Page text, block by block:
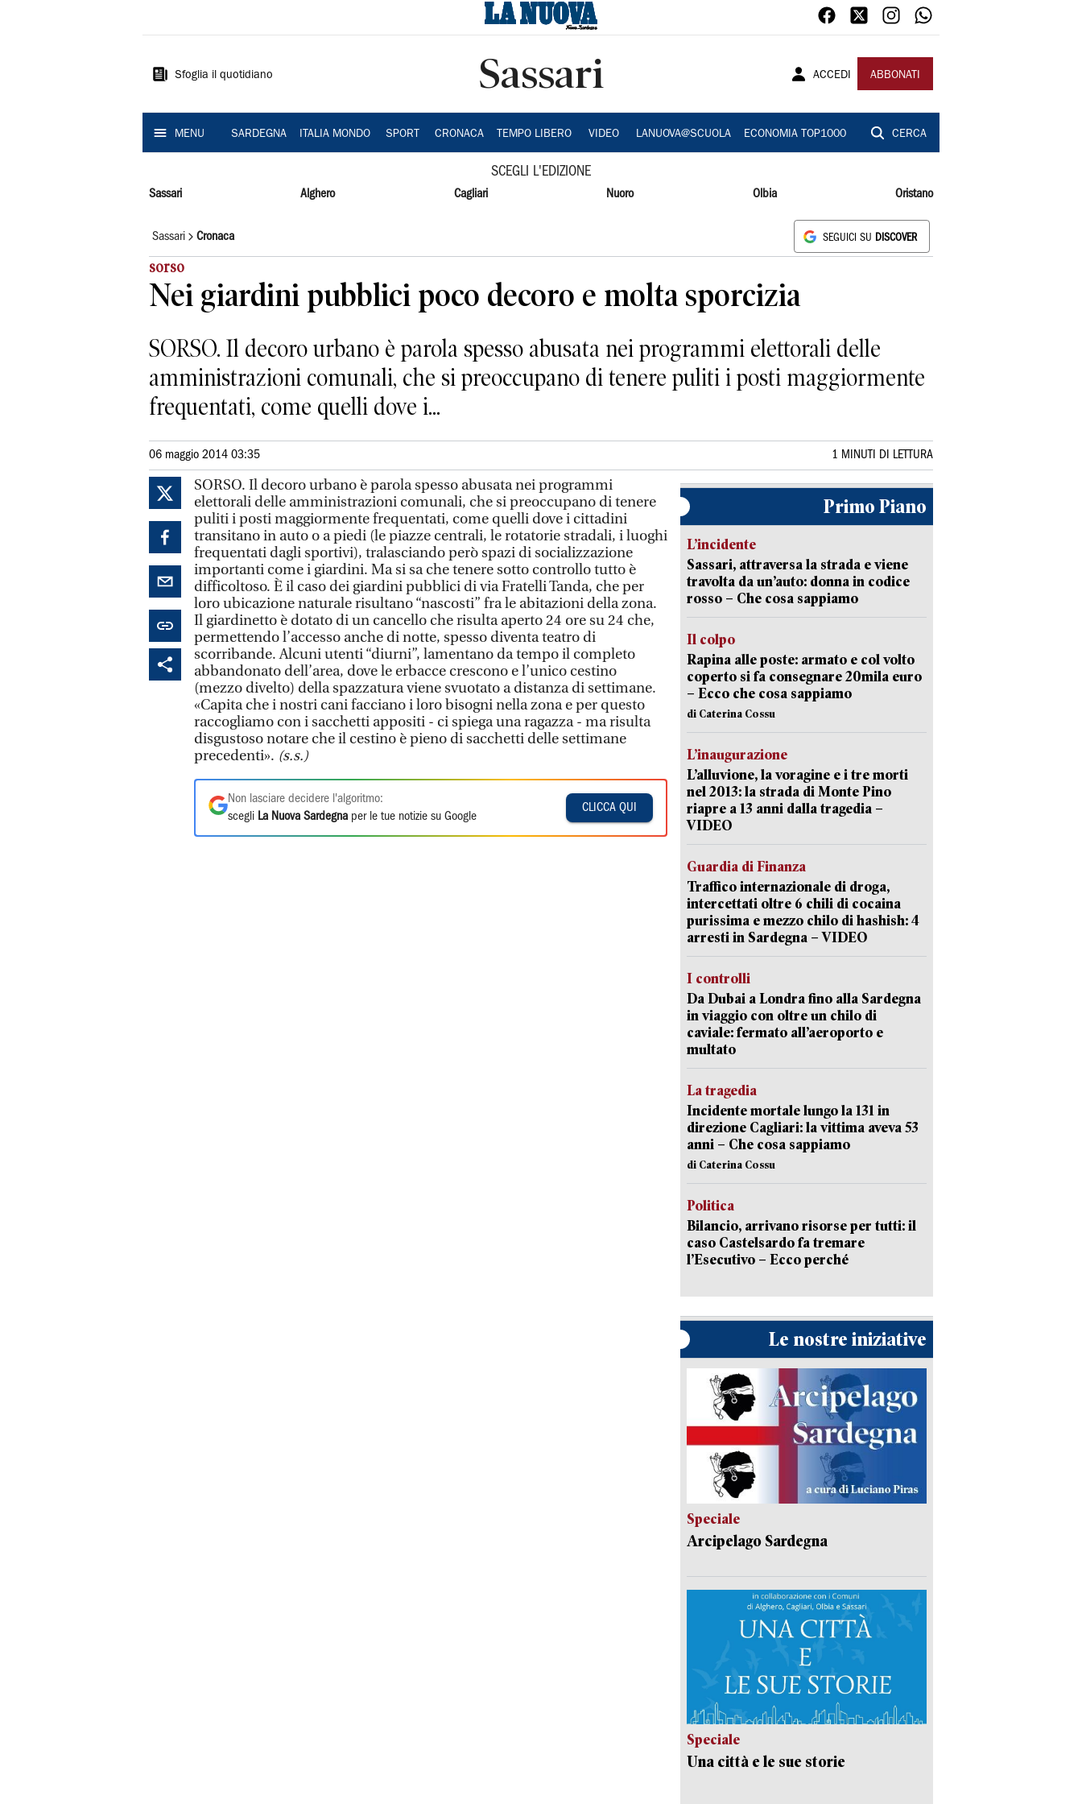
Sardegna
Sfoglia il quotidiano Sassari ACCEDI ABBONATI
MENU SARDEGNA ITALIA MONDO SPORT CRONACA TEMPO LIBERO VIDEO LANUOVA@SCUOLA ECONOMIA TOP1000 CERCA
SCEGLI L'EDIZIONE
Sassari Alghero Cagliari Nuoro Olbia Oristano
Sassari Cronaca SEGUICI SU DISCOVER
sorso
Nei giardini pubblici poco decoro e molta sporcizia
SORSO. Il decoro urbano è parola spesso abusata nei programmi elettorali delle
amministrazioni comunali, che si preoccupano di tenere puliti i posti maggiormente
frequentati, come quelli dove i...
06 maggio 2014 03:35 1 MINUTI DI LETTURA
SORSO. Il decoro urbano è parola spesso abusata nei programmi
elettorali delle amministrazioni comunali, che si preoccupano di tenere
puliti i posti maggiormente frequentati, come quelli dove i cittadini
transitano in auto o a piedi (le piazze centrali, le rotatorie stradali, i luoghi
frequentati dagli sportivi), tralasciando però spazi di socializzazione
importanti come i giardini. Ma si sa che tenere sotto controllo tutto è
difficoltoso. È il caso dei giardini pubblici di via Fratelli Tanda, che per
loro ubicazione naturale risultano “nascosti” fra le abitazioni della zona.
Il giardinetto è dotato di un cancello che risulta aperto 24 ore su 24 che,
permettendo l’accesso anche di notte, spesso diventa teatro di
scorribande. Alcuni utenti “diurni”, lamentano da tempo il completo
abbandonato dell’area, dove le erbacce crescono e l’unico cestino
(mezzo divelto) della spazzatura viene svuotato a distanza di settimane.
«Capita che i nostri cani facciano i loro bisogni nella zona e per questo
raccogliamo con i sacchetti appositi - ci spiega una ragazza - ma risulta
disgustoso notare che il cestino è pieno di sacchetti delle settimane
precedenti». (s.s.)
Non lasciare decidere l'algoritmo:
scegli La Nuova Sardegna per le tue notizie su Google
CLICCA QUI
Primo Piano
L’incidente
Sassari, attraversa la strada e viene
travolta da un’auto: donna in codice
rosso – Che cosa sappiamo
Il colpo
Rapina alle poste: armato e col volto
coperto si fa consegnare 20mila euro
– Ecco che cosa sappiamo
di Caterina Cossu
L’inaugurazione
L’alluvione, la voragine e i tre morti
nel 2013: la strada di Monte Pino
riapre a 13 anni dalla tragedia –
VIDEO
Guardia di Finanza
Traffico internazionale di droga,
intercettati oltre 6 chili di cocaina
purissima e mezzo chilo di hashish: 4
arresti in Sardegna – VIDEO
I controlli
Da Dubai a Londra fino alla Sardegna
in viaggio con oltre un chilo di
caviale: fermato all’aeroporto e
multato
La tragedia
Incidente mortale lungo la 131 in
direzione Cagliari: la vittima aveva 53
anni – Che cosa sappiamo
di Caterina Cossu
Politica
Bilancio, arrivano risorse per tutti: il
caso Castelsardo fa tremare
l’Esecutivo – Ecco perché
Le nostre iniziative
Speciale
Arcipelago Sardegna
Speciale
Una città e le sue storie